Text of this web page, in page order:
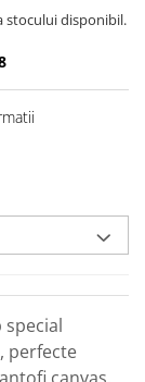
stocului disponibil.
perfecte